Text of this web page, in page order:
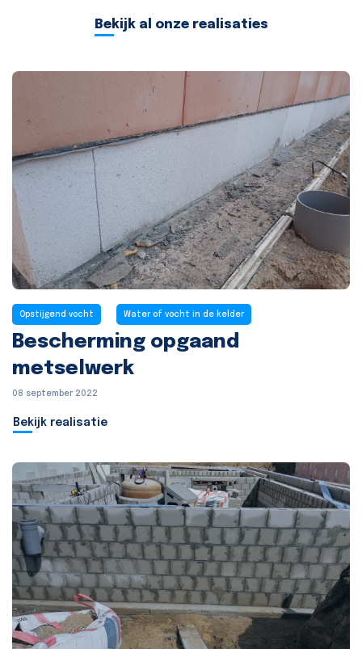
Bekijk al onze realisaties
Opstijgend vocht Water of vocht in de kelder
Bescherming opgaand
metselwerk
08 september 2022
Bekijk realisatie